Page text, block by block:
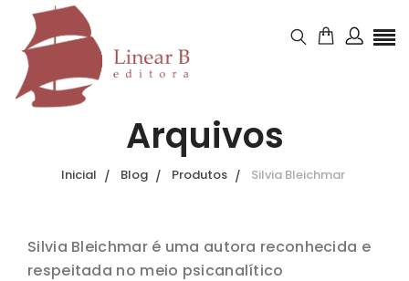
Arquivos
Inicial Blog Produtos Silvia Bleichmar
Silvia Bleichmar é uma autora reconhecida e
respeitada no meio psicanalítico